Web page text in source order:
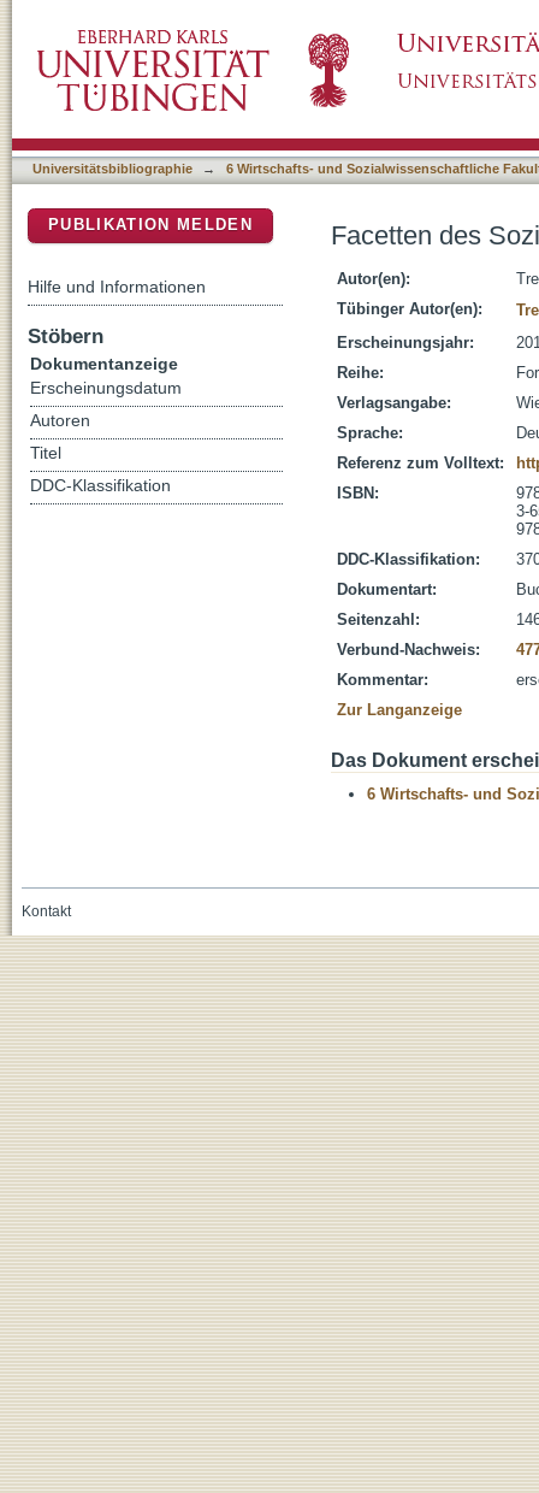
Universitätsbibliographie → 6 Wirtschafts- und Sozialwissenschaftliche
Facetten des
Autor(en):
Tübinger Autor(en):
Erscheinungsjahr:
Reihe:
Verlagsangabe:
Sprache:
Referenz zum Volltext:
ISBN:
3-
DDC-Klassifikation:
Dokumentart:
Seitenzahl:
Verbund-Nachweis:
Kommentar:
Zur Langanzeige
Das Dokument
6 Wirtschafts- und
PUBLIKATION MELDEN
Hilfe und Informationen
Stöbern
Dokumentanzeige
Erscheinungsdatum
Autoren
Titel
DDC-Klassifikation
Kontakt